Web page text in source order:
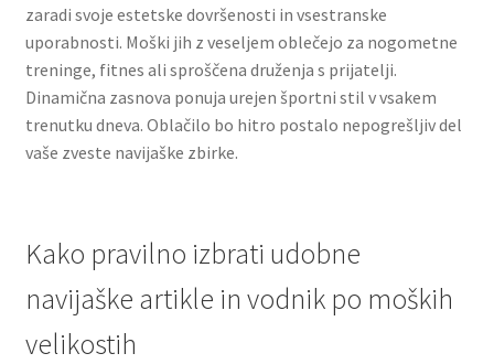
zaradi svoje estetske dovršenosti in vsestranske
uporabnosti. Moški jih z veseljem oblečejo za nogometne
treninge, fitnes ali sproščena druženja s prijatelji.
Dinamična zasnova ponuja urejen športni stil v vsakem
trenutku dneva. Oblačilo bo hitro postalo nepogrešljiv del
vaše zveste navijaške zbirke.
Kako pravilno izbrati udobne
navijaške artikle in vodnik po moških
velikostih